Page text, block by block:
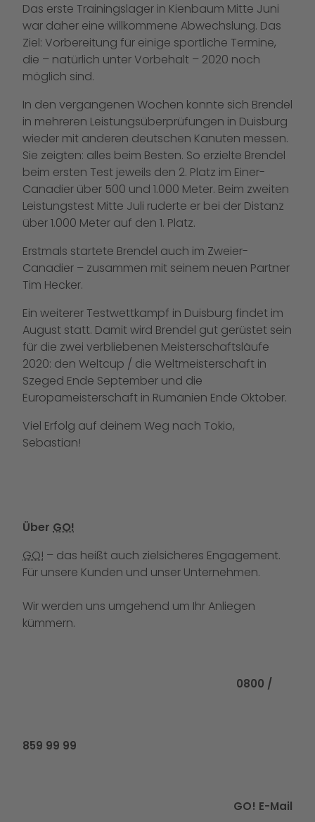
Das erste Trainingslager in Kienbaum Mitte Juni
war daher eine willkommene Abwechslung. Das
Ziel: Vorbereitung für einige sportliche Termine,
die – natürlich unter Vorbehalt – 2020 noch
möglich sind.
In den vergangenen Wochen konnte sich Brendel
in mehreren Leistungsüberprüfungen in Duisburg
wieder mit anderen deutschen Kanuten messen.
Sie zeigten: alles beim Besten. So erzielte Brendel
beim ersten Test jeweils den 2. Platz im Einer-
Canadier über 500 und 1.000 Meter. Beim zweiten
Leistungstest Mitte Juli ruderte er bei der Distanz
über 1.000 Meter auf den 1. Platz.
Erstmals startete Brendel auch im Zweier-
Canadier – zusammen mit seinem neuen Partner
Tim Hecker.
Ein weiterer Testwettkampf in Duisburg findet im
August statt. Damit wird Brendel gut gerüstet sein
für die zwei verbliebenen Meisterschaftsläufe
2020: den Weltcup / die Weltmeisterschaft in
Szeged Ende September und die
Europameisterschaft in Rumänien Ende Oktober.
Viel Erfolg auf deinem Weg nach Tokio,
Sebastian!
Über GO!
GO! – das heißt auch zielsicheres Engagement.
Für unsere Kunden und unser Unternehmen.
Wir werden uns umgehend um Ihr Anliegen
kümmern.
0800 /
859 99 99
GO! E-Mail